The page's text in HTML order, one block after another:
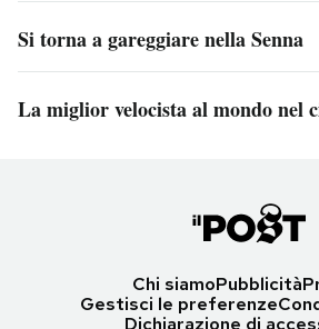
Si torna a gareggiare nella Senna
La miglior velocista al mondo nel
Chi siamoPubblicità
Gestisci le preferenze